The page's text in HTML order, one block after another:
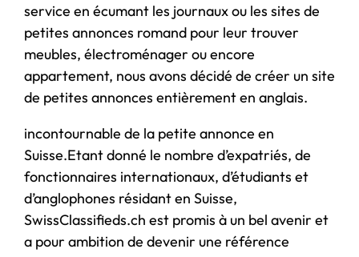
service en écumant les journaux ou les sites de
petites annonces romand pour leur trouver
meubles, électroménager ou encore
appartement, nous avons décidé de créer un site
de petites annonces entièrement en anglais.
incontournable de la petite annonce en
Suisse.Etant donné le nombre d’expatriés, de
fonctionnaires internationaux, d’étudiants et
d’anglophones résidant en Suisse,
SwissClassifieds.ch est promis à un bel avenir et
a pour ambition de devenir une référence